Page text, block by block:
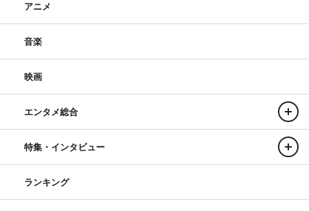
アニメ
音楽
映画
エンタメ総合
特集・インタビュー
ランキング